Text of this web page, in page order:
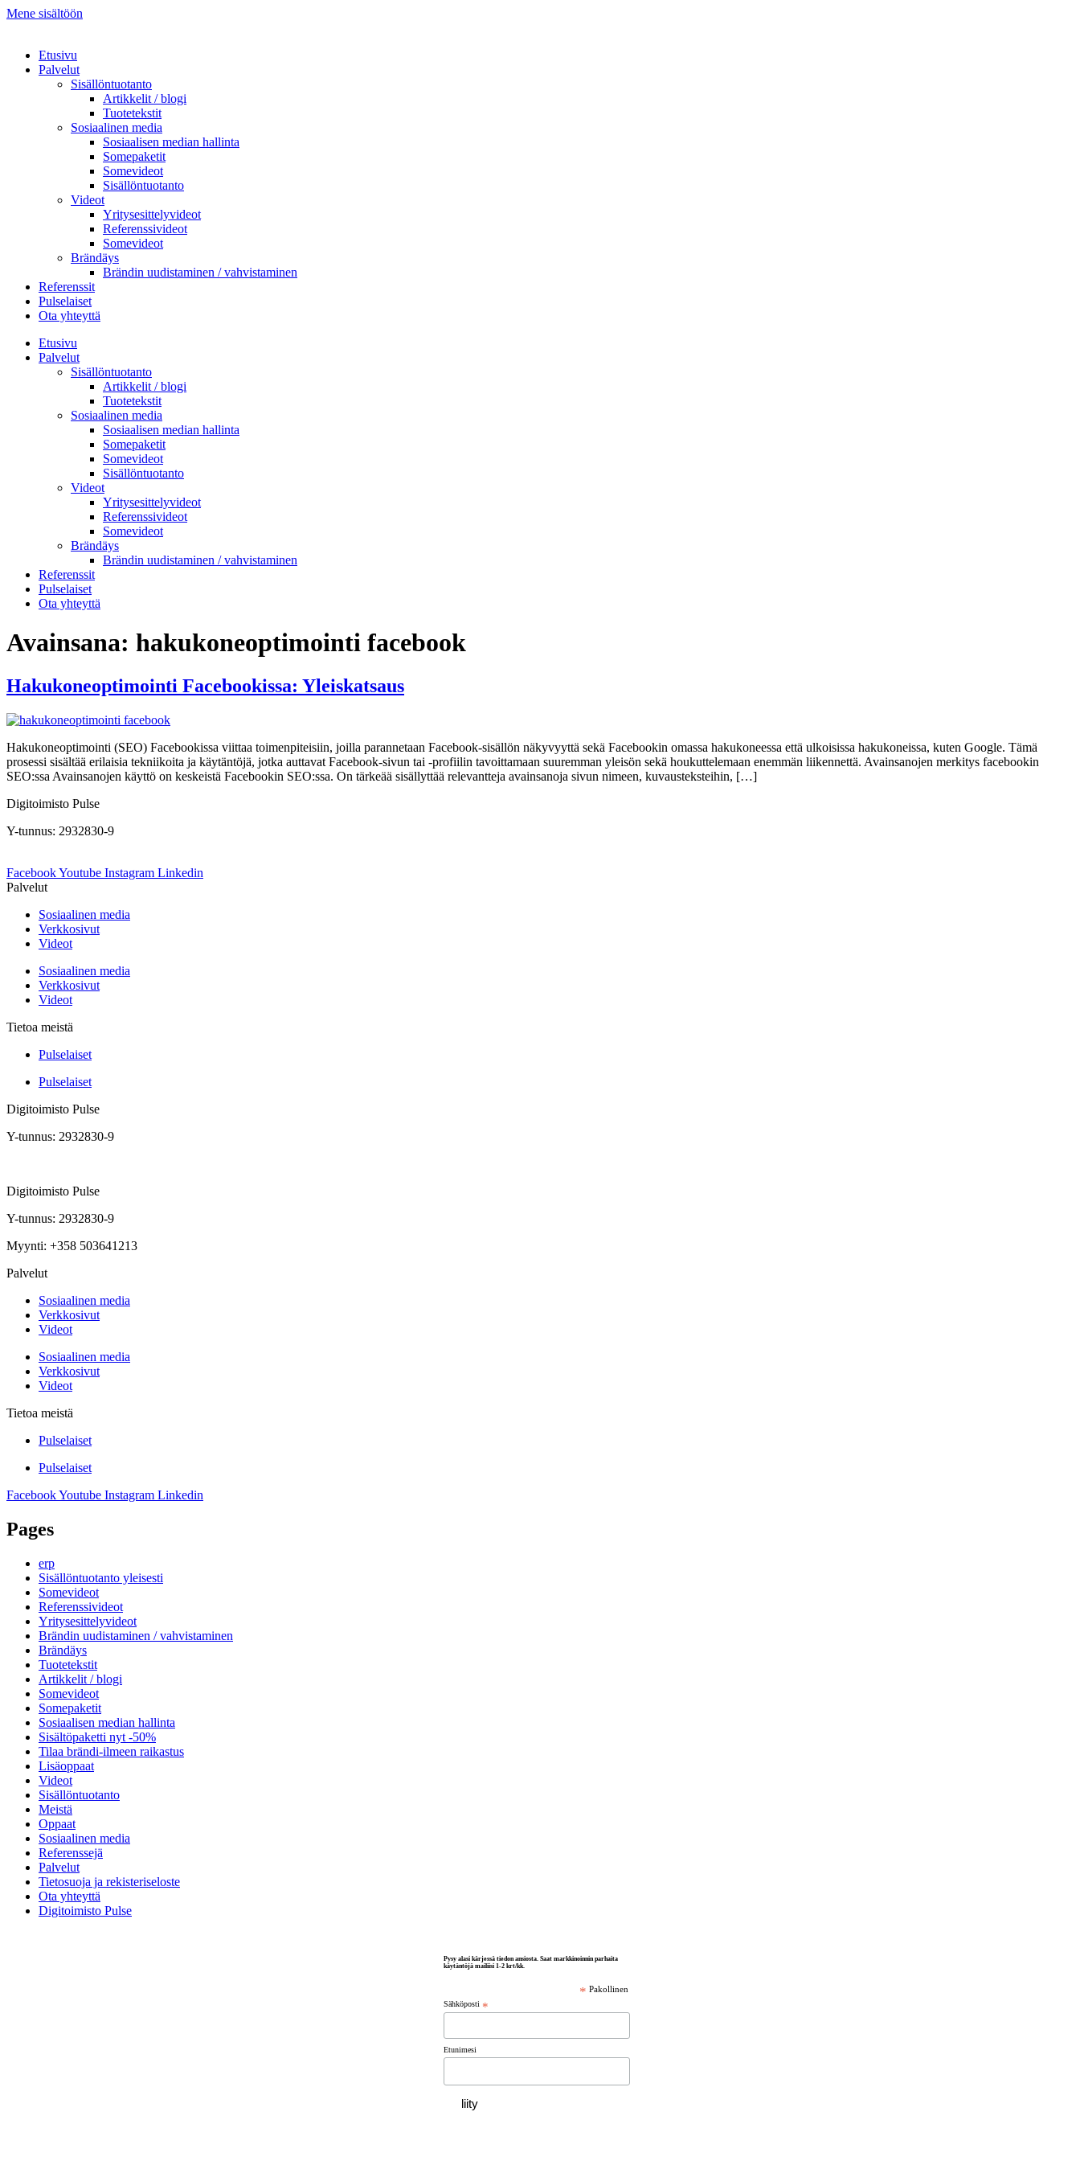
Mene sisältöön
Etusivu
Palvelut
Sisällöntuotanto
Artikkelit / blogi
Tuotetekstit
Sosiaalinen media
Sosiaalisen median hallinta
Somepaketit
Somevideot
Sisällöntuotanto
Videot
Yritysesittelyvideot
Referenssivideot
Somevideot
Brändäys
Brändin uudistaminen / vahvistaminen
Referenssit
Pulselaiset
Ota yhteyttä
Etusivu
Palvelut
Sisällöntuotanto
Artikkelit / blogi
Tuotetekstit
Sosiaalinen media
Sosiaalisen median hallinta
Somepaketit
Somevideot
Sisällöntuotanto
Videot
Yritysesittelyvideot
Referenssivideot
Somevideot
Brändäys
Brändin uudistaminen / vahvistaminen
Referenssit
Pulselaiset
Ota yhteyttä
Avainsana: hakukoneoptimointi facebook
Hakukoneoptimointi Facebookissa: Yleiskatsaus
Hakukoneoptimointi (SEO) Facebookissa viittaa toimenpiteisiin, joilla parannetaan Facebook-sisällön näkyvyyttä sekä Facebookin omassa hakukoneessa että ulkoisissa hakukoneissa, kuten Google. Tämä
prosessi sisältää erilaisia tekniikoita ja käytäntöjä, jotka auttavat Facebook-sivun tai -profiilin tavoittamaan suuremman yleisön sekä houkuttelemaan enemmän liikennettä. Avainsanojen merkitys facebookin
SEO:ssa Avainsanojen käyttö on keskeistä Facebookin SEO:ssa. On tärkeää sisällyttää relevantteja avainsanoja sivun nimeen, kuvausteksteihin, […]
Digitoimisto Pulse
Y-tunnus: 2932830-9
FacebookYoutube Instagram Linkedin
Palvelut
Sosiaalinen media
Verkkosivut
Videot
Sosiaalinen media
Verkkosivut
Videot
Tietoa meistä
Pulselaiset
Pulselaiset
Digitoimisto Pulse
Y-tunnus: 2932830-9
Digitoimisto Pulse
Y-tunnus: 2932830-9
Myynti: +358 503641213
Palvelut
Sosiaalinen media
Verkkosivut
Videot
Sosiaalinen media
Verkkosivut
Videot
Tietoa meistä
Pulselaiset
Pulselaiset
FacebookYoutube Instagram Linkedin
Pages
erp
Sisällöntuotanto yleisesti
Somevideot
Referenssivideot
Yritysesittelyvideot
Brändin uudistaminen / vahvistaminen
Brändäys
Tuotetekstit
Artikkelit / blogi
Somevideot
Somepaketit
Sosiaalisen median hallinta
Sisältöpaketti nyt -50%
Tilaa brändi-ilmeen raikastus
Lisäoppaat
Videot
Sisällöntuotanto
Meistä
Oppaat
Sosiaalinen media
Referenssejä
Palvelut
Tietosuoja ja rekisteriseloste
Ota yhteyttä
Digitoimisto Pulse
Pysy alasi kärjessä tiedon ansiosta. Saat markkinoinnin parhaita
käytäntöjä mailiisi 1-2 krt/kk.
* Pakollinen
Sähköposti *
Etunimesi